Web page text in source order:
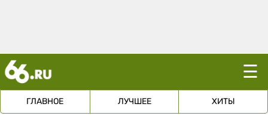
☰
ГЛАВНОЕ ЛУЧШЕЕ ХИТЫ